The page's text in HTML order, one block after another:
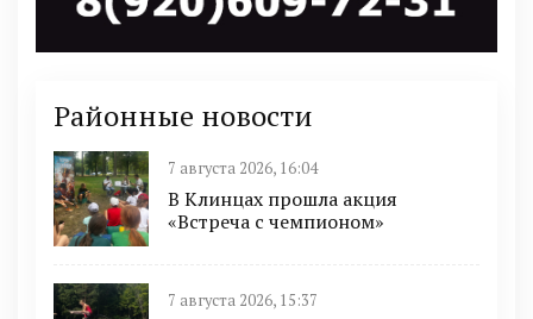
Районные новости
7 августа 2026, 16:04
В Клинцах прошла акция
«Встреча с чемпионом»
7 августа 2026, 15:37